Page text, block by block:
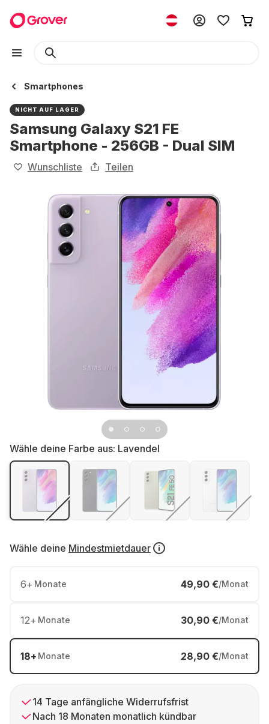
Smartphones
NICHT AUF LAGER
Samsung Galaxy S21 FE
Smartphone - 256GB - Dual SIM
Wunschliste Teilen
Wähle deine Farbe aus: Lavendel
Wähle deine Mindestmietdauer
6+ Monate 49,90 €/Monat
12+ Monate 30,90 €/Monat
18+ Monate 28,90 €/Monat
14 Tage anfängliche Widerrufsfrist
Nach 18 Monaten monatlich kündbar